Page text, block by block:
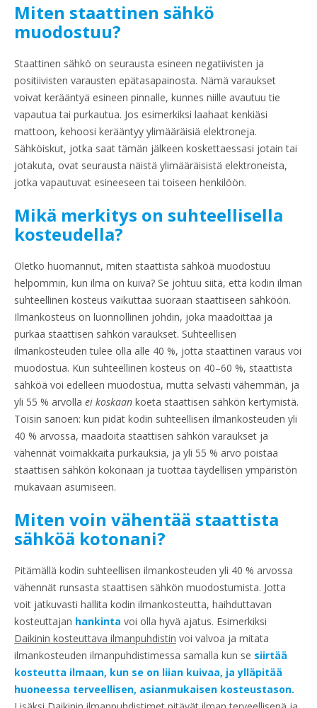
Miten staattinen sähkö
muodostuu?
Staattinen sähkö on seurausta esineen negatiivisten ja
positiivisten varausten epätasapainosta. Nämä varaukset
voivat kerääntyä esineen pinnalle, kunnes niille avautuu tie
vapautua tai purkautua. Jos esimerkiksi laahaat kenkiäsi
mattoon, kehoosi kerääntyy ylimääräisiä elektroneja.
Sähköiskut, jotka saat tämän jälkeen koskettaessasi jotain tai
jotakuta, ovat seurausta näistä ylimääräisistä elektroneista,
jotka vapautuvat esineeseen tai toiseen henkilöön.
Mikä merkitys on suhteellisella
kosteudella?
Oletko huomannut, miten staattista sähköä muodostuu
helpommin, kun ilma on kuiva? Se johtuu siitä, että kodin ilman
suhteellinen kosteus vaikuttaa suoraan staattiseen sähköön.
Ilmankosteus on luonnollinen johdin, joka maadoittaa ja
purkaa staattisen sähkön varaukset. Suhteellisen
ilmankosteuden tulee olla alle 40 %, jotta staattinen varaus voi
muodostua. Kun suhteellinen kosteus on 40–60 %, staattista
sähköä voi edelleen muodostua, mutta selvästi vähemmän, ja
yli 55 % arvolla ei koskaan koeta staattisen sähkön kertymistä.
Toisin sanoen: kun pidät kodin suhteellisen ilmankosteuden yli
40 % arvossa, maadoita staattisen sähkön varaukset ja
vähennät voimakkaita purkauksia, ja yli 55 % arvo poistaa
staattisen sähkön kokonaan ja tuottaa täydellisen ympäristön
mukavaan asumiseen.
Miten voin vähentää staattista
sähköä kotonani?
Pitämällä kodin suhteellisen ilmankosteuden yli 40 % arvossa
vähennät runsasta staattisen sähkön muodostumista. Jotta
voit jatkuvasti hallita kodin ilmankosteutta, haihduttavan
kosteuttajan hankinta voi olla hyvä ajatus. Esimerkiksi
Daikinin kosteuttava ilmanpuhdistin voi valvoa ja mitata
ilmankosteuden ilmanpuhdistimessa samalla kun se siirtää
kosteutta ilmaan, kun se on liian kuivaa, ja ylläpitää
huoneessa terveellisen, asianmukaisen kosteustason.